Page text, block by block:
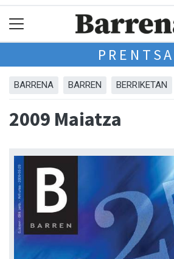
PRENTSA
BARRENA BARREN BERRIKETAN
2009 Maiatza